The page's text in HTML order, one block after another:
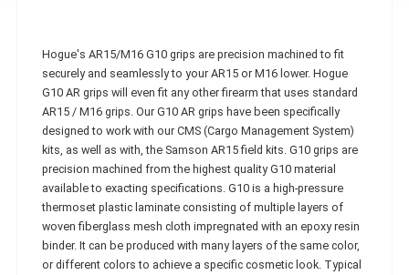
Hogue's AR15/M16 G10 grips are precision machined to fit
securely and seamlessly to your AR15 or M16 lower. Hogue
G10 AR grips will even fit any other firearm that uses standard
AR15 / M16 grips. Our G10 AR grips have been specifically
designed to work with our CMS (Cargo Management System)
kits, as well as with, the Samson AR15 field kits. G10 grips are
precision machined from the highest quality G10 material
available to exacting specifications. G10 is a high-pressure
thermoset plastic laminate consisting of multiple layers of
woven fiberglass mesh cloth impregnated with an epoxy resin
binder. It can be produced with many layers of the same color,
or different colors to achieve a specific cosmetic look. Typical